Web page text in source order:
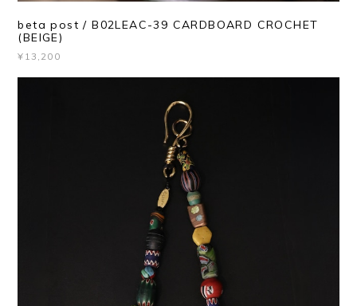
beta post / B02LEAC-39 CARDBOARD CROCHET
(BEIGE)
¥13,200